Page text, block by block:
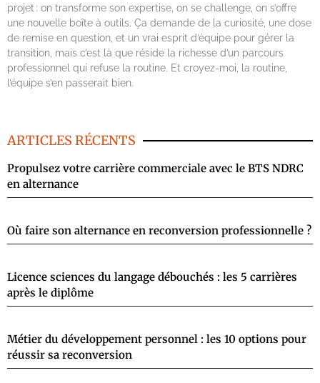
projet : on transforme son expertise, on se challenge, on s’offre
une nouvelle boîte à outils. Ça demande de la curiosité, une dose
de remise en question, et un vrai esprit d’équipe pour gérer la
transition, mais c’est là que réside la richesse d’un parcours
professionnel qui refuse la routine. Et croyez-moi, la routine,
l’équipe s’en passerait bien.
ARTICLES RÉCENTS
Propulsez votre carrière commerciale avec le BTS NDRC
en alternance
Où faire son alternance en reconversion professionnelle ?
Licence sciences du langage débouchés : les 5 carrières
après le diplôme
Métier du développement personnel : les 10 options pour
réussir sa reconversion